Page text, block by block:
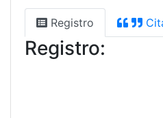
Registro
Registro: